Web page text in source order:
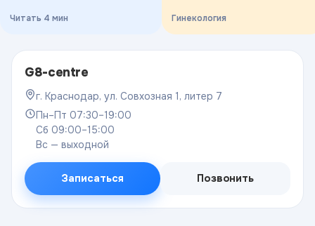
Читать 4 мин Гинекология
G8-centre
г. Краснодар, ул. Совхозная 1, литер 7
Пн–Пт 07:30–19:00
Сб 09:00–15:00
Вс — выходной
Записаться Позвонить